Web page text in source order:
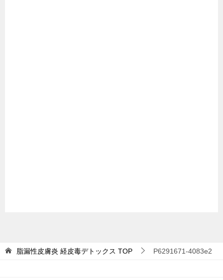
脂漏性皮膚炎 経皮毒デトックス TOP P6291671-4083e2